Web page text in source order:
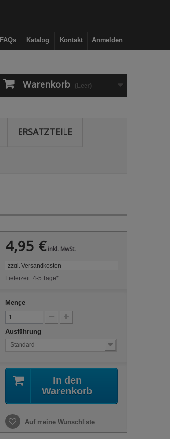
Anmelden
Kontakt
Katalog
FAQs
Warenkorb (Leer)
ERSATZTEILE
4,95 €inkl. MwSt.
zzgl. Versandkosten
Lieferzeit: 4-5 Tage*
Menge
Ausführung
Standard
In den
Warenkorb
Auf meine Wunschliste